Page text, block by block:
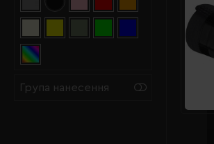
Група нанесення